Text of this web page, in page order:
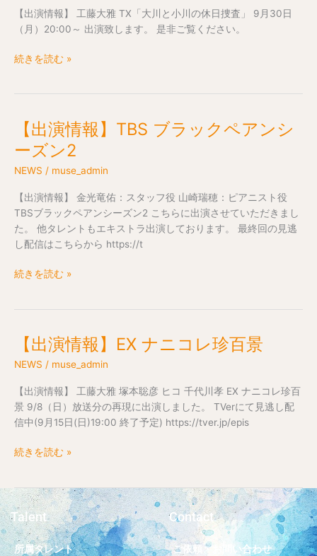
【出演情報】 工藤大雅 TX「大川と小川の休日捜査」 9月30日
（月）20:00～ 出演致します。 是非ご覧ください。
大
川
小
の
続きを読む »
【出演情報】TBS ブラックペアンシ
ーズン2
NEWS / muse_admin
【出演情報】 金光竜佑：スタッフ役 山崎瑞穂：ピアニスト役
TBSブラックペアンシーズン2 こちらに出演させていただきまし
た。 他タレントもエキストラ出演しております。 最終回の見逃
し配信はこちらから https://t
【出
報】
ブ
ラ
ッ
ク
ア
シ
ン
続きを読む »
【出演情報】EX ナニコレ珍百景
NEWS / muse_admin
【出演情報】 工藤大雅 塚本聡彦 ヒコ 千代川孝 EX ナニコレ珍百
景 9/8（日）放送分の再現に出演しました。 TVerにて見逃し配
信中(9月15日(日)19:00 終了予定) https://tver.jp/epis
【出
報】
EX
ナ
コ
百
景
続きを読む »
Talent
所属タレント
Contact
ご依頼・お問い合わせ